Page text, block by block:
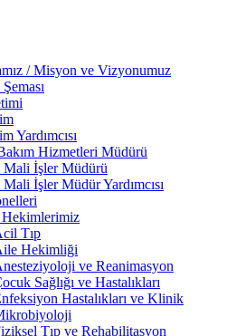
/ Misyon ve Vizyonumuz
Yardımcısı
Hizmetleri Müdürü
Mali İşler Müdürü
İşler Müdür Yardımcısı
Tıp
Hekimliği
ve Reanimasyon
Sağlığı ve Hastalıkları
Hastalıkları ve Klinik
Tıp ve Rehabilitasyon